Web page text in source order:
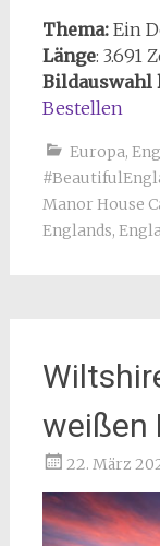
Thema: Ein
Länge: 3.691
Bildauswahl
Bestellen
Europa,
Manor House
Englands,
weißen
22. März